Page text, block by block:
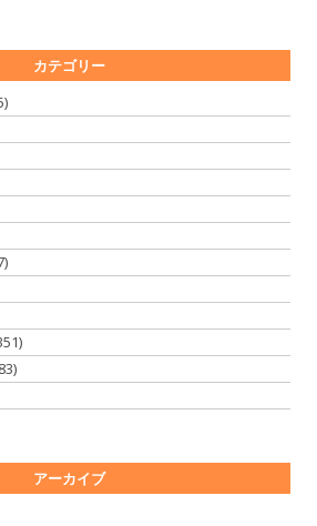
カテゴリー
アーカイブ